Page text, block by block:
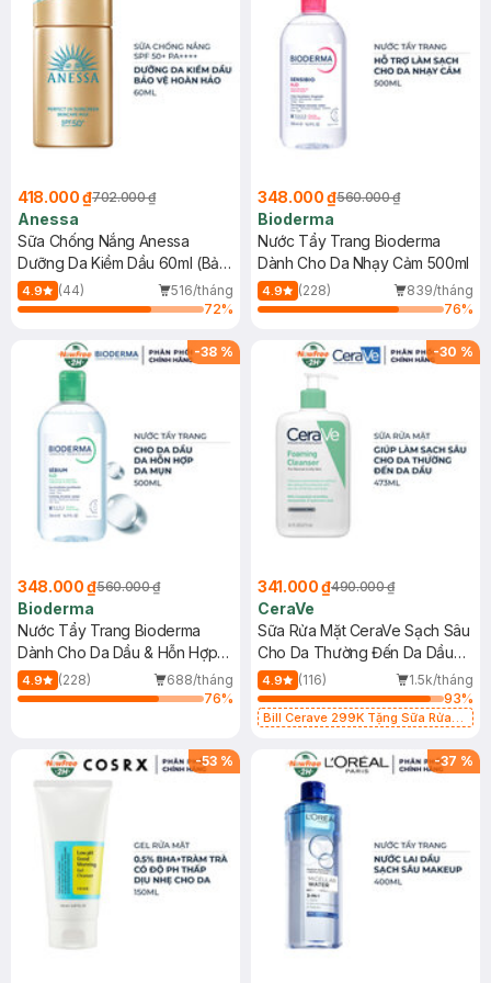
418.000 ₫702.000 ₫
Anessa
Sữa Chống Nắng Anessa
Dưỡng Da Kiềm Dầu 60ml (Bản
Mới)
4.9 (44)
516/tháng
72%
348.000 ₫560.000 ₫
Bioderma
Nước Tẩy Trang Bioderma
Dành Cho Da Nhạy Cảm 500ml
4.9 (228)
839/tháng
76%
-38 %
348.000 ₫560.000 ₫
Bioderma
Nước Tẩy Trang Bioderma
Dành Cho Da Dầu & Hỗn Hợp
500ml
4.9 (228)
688/tháng
76%
-30 %
341.000 ₫490.000 ₫
CeraVe
Sữa Rửa Mặt CeraVe Sạch Sâu
Cho Da Thường Đến Da Dầu
473ml
4.9 (116)
1.5k/tháng
93%
Bill Cerave 299K Tặng Sữa Rửa
-53 % -37 %